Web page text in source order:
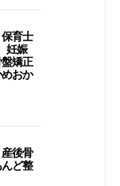
育士
妊娠
矯正
おか
後骨
ど整